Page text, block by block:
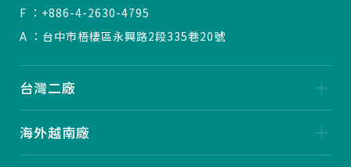
F ：+886-4-2630-4795
A ：台中市梧棲區永興路2段335巷20號
台灣二廠
海外越南廠